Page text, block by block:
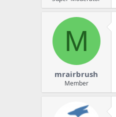
M
mrairbrush
Member